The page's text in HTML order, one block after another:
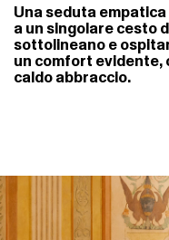
Una seduta
a un singolare cesto
sottolineano e
un comfort evidente,
caldo abbraccio.